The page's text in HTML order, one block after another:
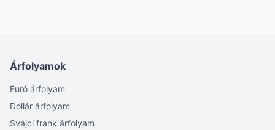
Árfolyamok
Euró árfolyam
Dollár árfolyam
Svájci frank árfolyam